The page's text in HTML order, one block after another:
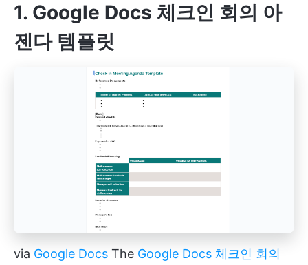
1. Google Docs 체크인 회의 아
젠다 템플릿
via Google Docs The Google Docs 체크인 회의